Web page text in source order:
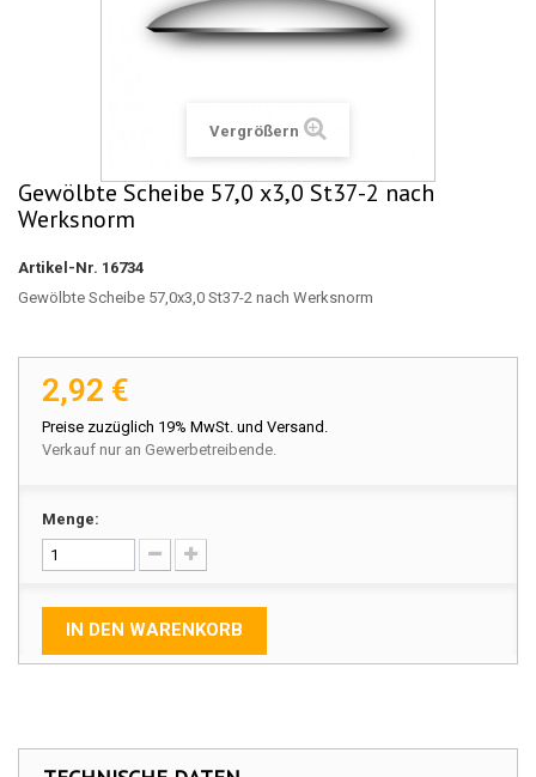
Vergrößern
Gewölbte Scheibe 57,0 x3,0 St37-2 nach
Werksnorm
Artikel-Nr. 16734
Gewölbte Scheibe 57,0x3,0 St37-2 nach Werksnorm
2,92 €
Preise zuzüglich 19% MwSt. und Versand.
Verkauf nur an Gewerbetreibende.
Menge:
IN DEN WARENKORB